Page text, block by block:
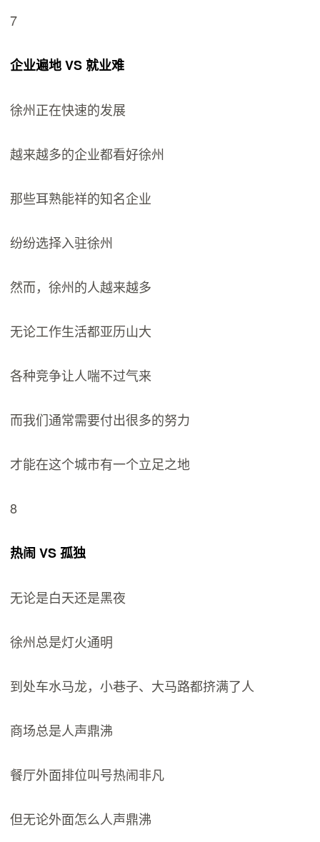
7
企业遍地 VS 就业难
徐州正在快速的发展
越来越多的企业都看好徐州
那些耳熟能祥的知名企业
纷纷选择入驻徐州
然而，徐州的人越来越多
无论工作生活都亚历山大
各种竞争让人喘不过气来
而我们通常需要付出很多的努力
才能在这个城市有一个立足之地
8
热闹 VS 孤独
无论是白天还是黑夜
徐州总是灯火通明
到处车水马龙，小巷子、大马路都挤满了人
商场总是人声鼎沸
餐厅外面排位叫号热闹非凡
但无论外面怎么人声鼎沸